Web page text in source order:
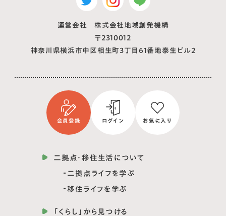
運営会社 株式会社地域創発機構
〒2310012
神奈川県横浜市中区相生町3丁目61番地泰生ビル2
会員登録 ログイン お気に入り
二拠点・移住生活について
二拠点ライフを学ぶ
移住ライフを学ぶ
「くらし」から見つける